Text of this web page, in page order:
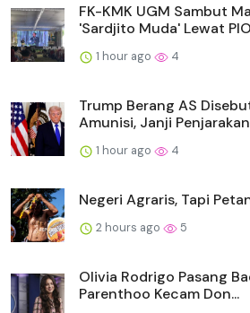
FK-KMK UGM Sambut
'Sardjito Muda' Lewat
1 hour ago 4
Trump Berang AS
Amunisi, Janji Penjarakan
1 hour ago 4
Negeri Agraris, Tapi
2 hours ago 5
Olivia Rodrigo Pasang
Parenthoo Kecam Don...